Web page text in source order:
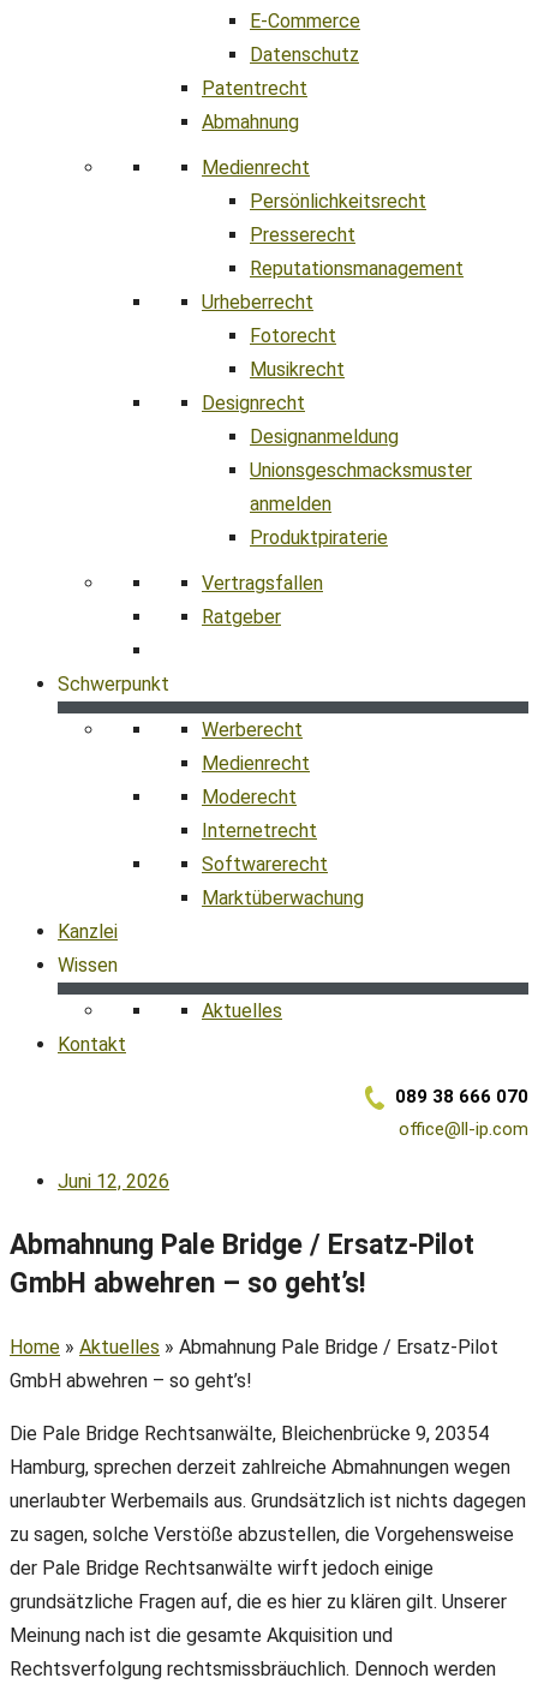
E-Commerce
Datenschutz
Patentrecht
Abmahnung
Medienrecht
Persönlichkeitsrecht
Presserecht
Reputationsmanagement
Urheberrecht
Fotorecht
Musikrecht
Designrecht
Designanmeldung
Unionsgeschmacksmuster
anmelden
Produktpiraterie
Vertragsfallen
Ratgeber
Schwerpunkt
Werberecht
Medienrecht
Moderecht
Internetrecht
Softwarerecht
Marktüberwachung
Kanzlei
Wissen
Aktuelles
Kontakt
089 38 666 070
office@ll-ip.com
Juni 12, 2026
Abmahnung Pale Bridge / Ersatz-Pilot
GmbH abwehren – so geht’s!
Home » Aktuelles » Abmahnung Pale Bridge / Ersatz-Pilot
GmbH abwehren – so geht’s!
Die Pale Bridge Rechtsanwälte, Bleichenbrücke 9, 20354
Hamburg, sprechen derzeit zahlreiche Abmahnungen wegen
unerlaubter Werbemails aus. Grundsätzlich ist nichts dagegen
zu sagen, solche Verstöße abzustellen, die Vorgehensweise
der Pale Bridge Rechtsanwälte wirft jedoch einige
grundsätzliche Fragen auf, die es hier zu klären gilt. Unserer
Meinung nach ist die gesamte Akquisition und
Rechtsverfolgung rechtsmissbräuchlich. Dennoch werden